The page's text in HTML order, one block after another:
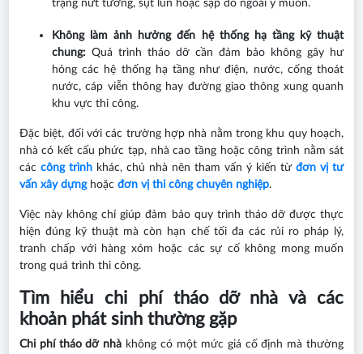
trạng nứt tường, sụt lún hoặc sập đổ ngoài ý muốn.
Không làm ảnh hưởng đến hệ thống hạ tầng kỹ thuật
chung:Quá trình tháo dỡ cần đảm bảo không gây hư
hỏng các hệ thống hạ tầng như điện, nước, cống thoát
nước, cáp viễn thông hay đường giao thông xung quanh
khu vực thi công.
Đặc biệt, đối với các trường hợp nhà nằm trong khu quy hoạch,
nhà có kết cấu phức tạp, nhà cao tầng hoặc công trình nằm sát
các công trìnhkhác, chủ nhà nên tham vấn ý kiến từđơn vị tư
vấn xây dựnghoặc đơn vị thi công chuyên nghiệp.
Việc này không chỉ giúp đảm bảo quy trình tháo dỡ được thực
hiện đúng kỹ thuật mà còn hạn chế tối đa các rủi ro pháp lý,
tranh chấp với hàng xóm hoặc các sự cố không mong muốn
trong quá trình thi công.
Tìm hiểu chi phí tháo dỡ nhà và các
khoản phát sinh thường gặp
Chi phí tháo dỡ nhà không có một mức giá cố định mà thường